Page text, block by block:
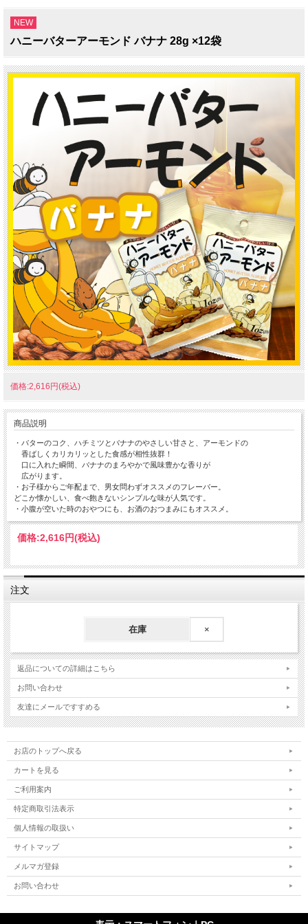
NEW
ハニーバターアーモンド バナナ 28g ×12袋
価格:2,616円(税込)
商品説明
・バターのコク、ハチミツとバナナのやさしい甘さと、アーモンドの
香ばしくカリカリッとした食感が相性抜群！
口に入れた瞬間、バナナのまろやかで風味豊かな香りが
広がります。
・お子様からご年配まで、男女問わずオススメのフレーバー。
どこか懐かしい、食べ飽きないシンプルな味が人気です。
・小腹が空いた時のおやつにも、お酒のおつまみにもオススメ。
価格:2,616円(税込)
注文
在庫 ×
返品についての詳細はこちら
お問い合わせ
友達にメールですすめる
お店のトップへ戻る
カートを見る
ご利用案内
特定商取引法表示
個人情報の取扱い
サイトマップ
メルマガ登録
お問い合わせ